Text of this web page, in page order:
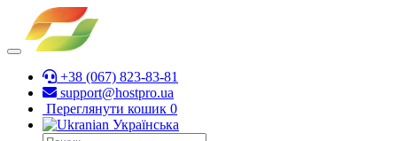
+38 (067) 823-83-81
support@hostpro.ua
Переглянути кошик 0
Українська